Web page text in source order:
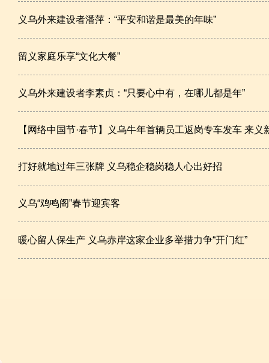
义乌外来建设者潘萍：“平安和谐是最美的年味”
留义家庭乐享“文化大餐”
义乌外来建设者李素贞：“只要心中有，在哪儿都是年”
【网络中国节·春节】义乌牛年首辆员工返岗专车发车 来义
打好就地过年三张牌 义乌稳企稳岗稳人心出好招
义乌“鸡鸣阁”春节迎宾客
暖心留人保生产 义乌赤岸这家企业多举措力争“开门红”